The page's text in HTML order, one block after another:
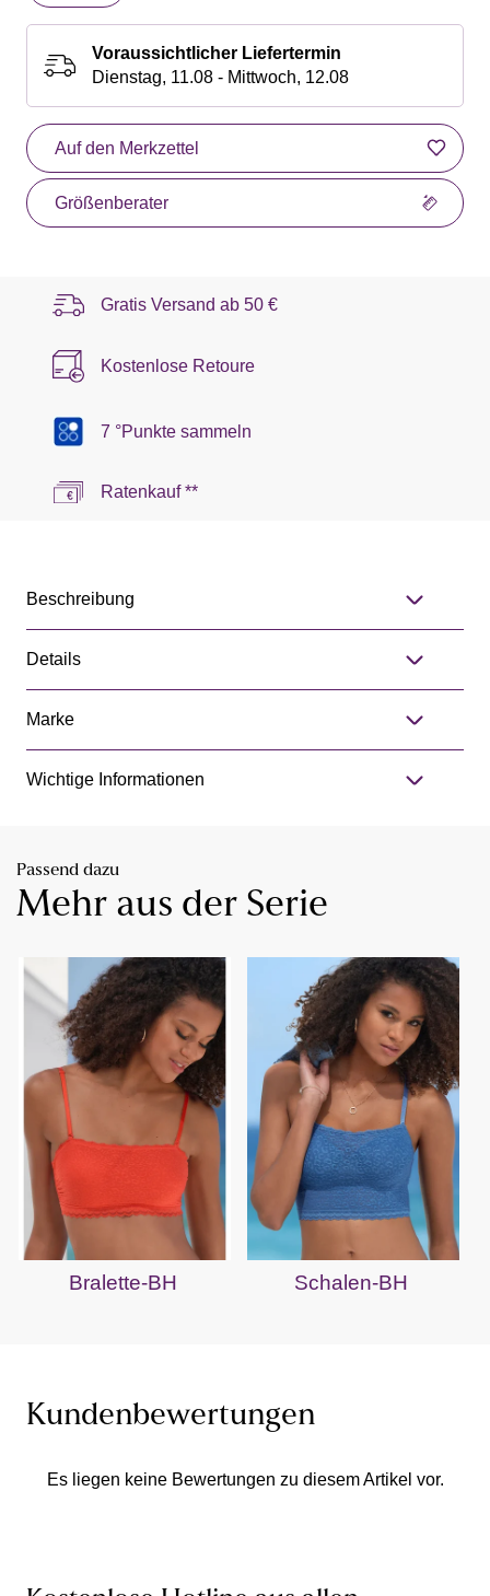
Voraussichtlicher Liefertermin
Dienstag, 11.08 - Mittwoch, 12.08
Auf den Merkzettel
Größenberater
Gratis Versand ab 50 €
Kostenlose Retoure
7 °Punkte sammeln
Ratenkauf **
Beschreibung
Details
Marke
Wichtige Informationen
Passend dazu
Mehr aus der Serie
Bralette-BH Schalen-BH
Kundenbewertungen
Es liegen keine Bewertungen zu diesem Artikel vor.